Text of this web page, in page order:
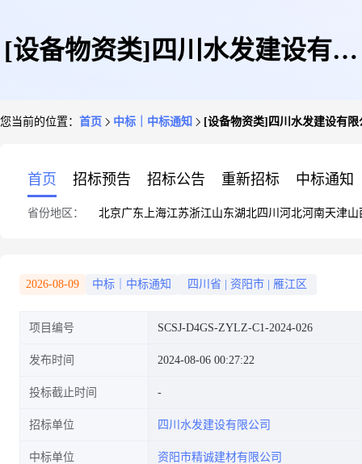
[设备物资类]四川水发建设有限
您当前的位置： 首页 中标｜中标通知 [设备物资类]四川水发建设有
首页 招标预告 招标公告 重新招标 中标通知
省份地区： 北京广东 上海江苏浙江山东湖北四川 河北河南天津山
2026-08-09 中标｜中标通知 四川省 资阳市 雁江区
项目编号 SCSJ-D4GS-ZYLZ-C1-2024-026
发布时间 2024-08-06 00:27:22
投标截止时间
招标单位 四川水发建设有限公司
中标单位 资阳市精诚建材有限公司